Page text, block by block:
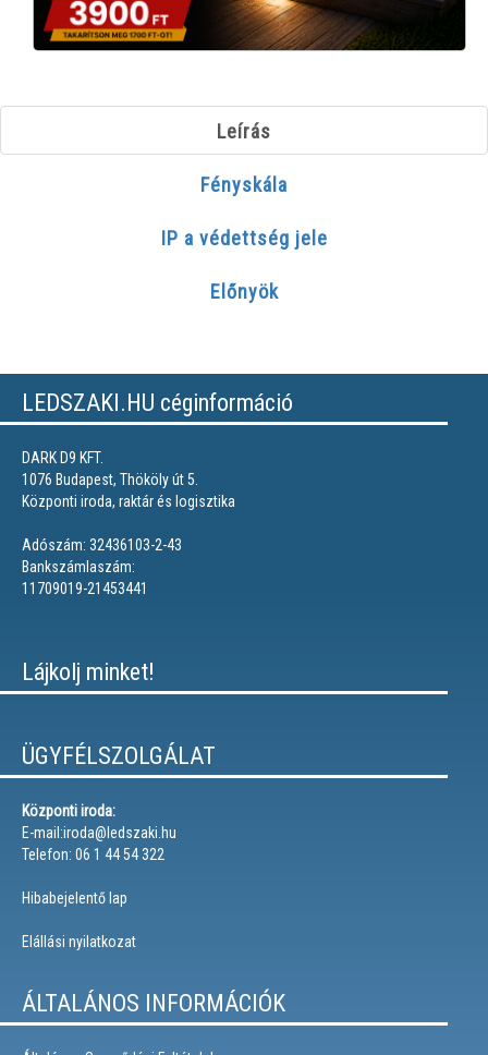
Leírás
Fényskála
IP a védettség jele
Előnyök
LEDSZAKI.HU céginformáció
DARK D9 KFT.
1076 Budapest, Thököly út 5.
Központi iroda, raktár és logisztika
Adószám: 32436103-2-43
Bankszámlaszám:
11709019-21453441
Lájkolj minket!
ÜGYFÉLSZOLGÁLAT
Központi iroda:
E-mail:iroda@ledszaki.hu
Telefon: 06 1 44 54 322
Hibabejelentő lap
Elállási nyilatkozat
ÁLTALÁNOS INFORMÁCIÓK